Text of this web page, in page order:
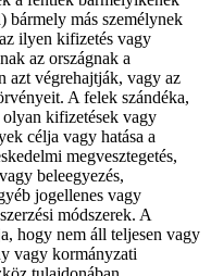
bármely más személynek
ilyen kifizetés vagy
az országnak a
azt végrehajtják, vagy az
A felek szándéka,
kifizetések vagy
célja vagy hatása a
megvesztegetés,
beleegyezés,
jogellenes vagy
módszerek. A
hogy nem áll teljesen vagy
vagy kormányzati